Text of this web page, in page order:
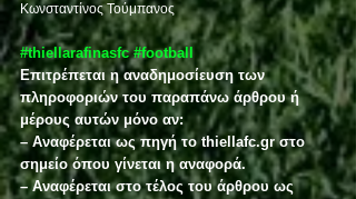
Κωνσταντίνος Τούμπανος
#thiellarafinasfc #football
Επιτρέπεται η αναδημοσίευση των
πληροφοριών του παραπάνω άρθρου ή
μέρους αυτών μόνο αν:
– Αναφέρεται ως πηγή το thiellafc.gr στο
σημείο όπου γίνεται η αναφορά.
– Αναφέρεται στο τέλος του άρθρου ως